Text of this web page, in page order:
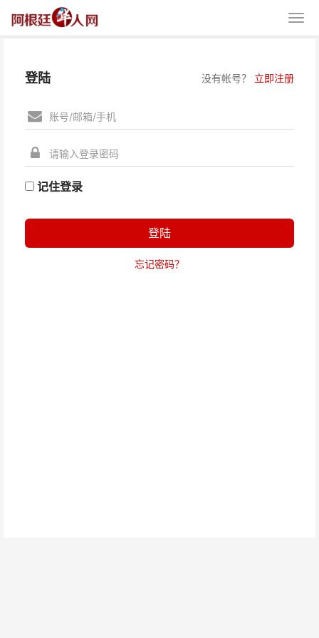
登陆 没有帐号？ 立即注册
记住登录
登陆
忘记密码？